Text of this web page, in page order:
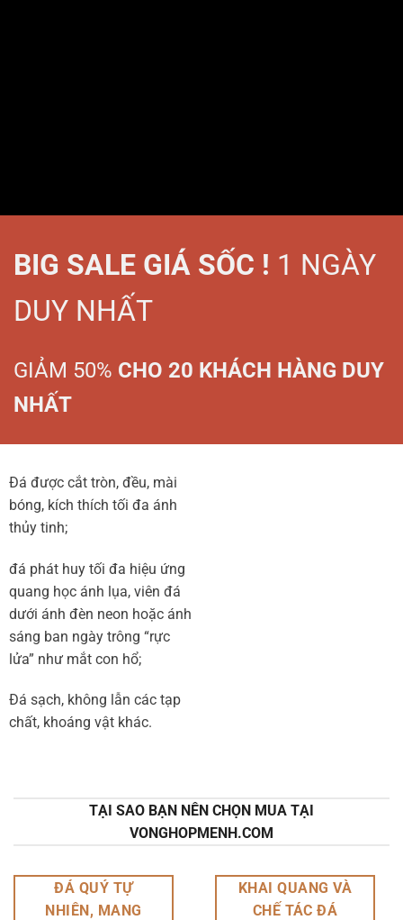
BIG SALE GIÁ SỐC ! 1 NGÀY
DUY NHẤT
GIẢM 50% CHO 20 KHÁCH HÀNG DUY
NHẤT
Đá được cắt tròn, đều, mài
bóng, kích thích tối đa ánh
thủy tinh;
đá phát huy tối đa hiệu ứng
quang học ánh lụa, viên đá
dưới ánh đèn neon hoặc ánh
sáng ban ngày trông “rực
lửa” như mắt con hổ;
Đá sạch, không lẫn các tạp
chất, khoáng vật khác.
TẠI SAO BẠN NÊN CHỌN MUA TẠI
VONGHOPMENH.COM
ĐÁ QUÝ TỰ
NHIÊN, MANG
KHAI QUANG VÀ
CHẾ TÁC ĐÁ